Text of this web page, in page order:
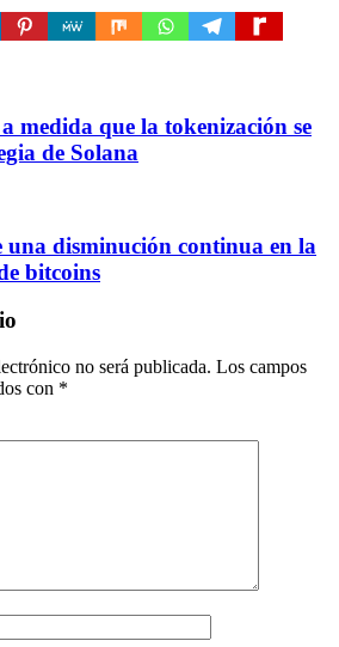
medida que la tokenización se
de Solana
una disminución continua en la
bitcoins
no será publicada. Los campos
con *